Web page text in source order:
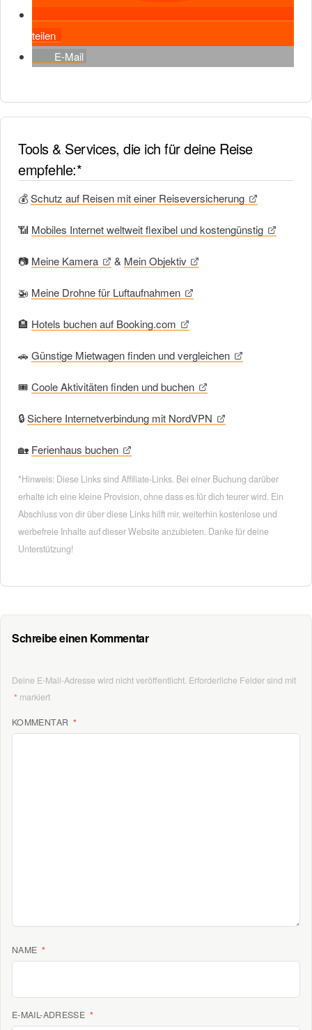
teilen
E-Mail
Tools & Services, die ich für deine Reise
empfehle:*
💰Schutz auf Reisen mit einer Reiseversicherung
📶 Mobiles Internet weltweit flexibel und kostengünstig
📷 Meine Kamera & Mein Objektiv
🚁 Meine Drohne für Luftaufnahmen
🏨 Hotels buchen auf Booking.com
🚗 Günstige Mietwagen finden und vergleichen
🎟 Coole Aktivitäten finden und buchen
🔒Sichere Internetverbindung mit NordVPN
🏡 Ferienhaus buchen
*Hinweis: Diese Links sind Affiliate-Links. Bei einer Buchung darüber
erhalte ich eine kleine Provision, ohne dass es für dich teurer wird. Ein
Abschluss von dir über diese Links hilft mir, weiterhin kostenlose und
werbefreie Inhalte auf dieser Website anzubieten. Danke für deine
Unterstützung!
Schreibe einen Kommentar
Deine E-Mail-Adresse wird nicht veröffentlicht. Erforderliche Felder sind mit
* markiert
KOMMENTAR *
NAME *
E-MAIL-ADRESSE *